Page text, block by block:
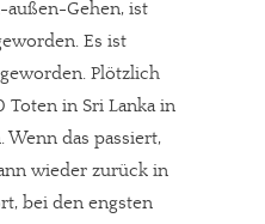
außen-Gehen, ist
Es ist
Plötzlich
Toten in Sri Lanka in
das passiert,
wieder zurück in
bei den engsten